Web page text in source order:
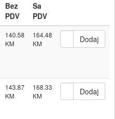
Bez
PDV
Sa
PDV
140.58 164.48
143.87 168.33